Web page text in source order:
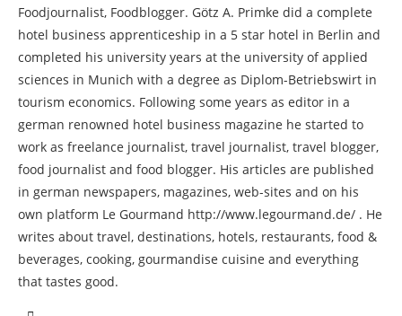
Foodjournalist, Foodblogger. Götz A. Primke did a complete
hotel business apprenticeship in a 5 star hotel in Berlin and
completed his university years at the university of applied
sciences in Munich with a degree as Diplom-Betriebswirt in
tourism economics. Following some years as editor in a
german renowned hotel business magazine he started to
work as freelance journalist, travel journalist, travel blogger,
food journalist and food blogger. His articles are published
in german newspapers, magazines, web-sites and on his
own platform Le Gourmand http://www.legourmand.de/ . He
writes about travel, destinations, hotels, restaurants, food &
beverages, cooking, gourmandise cuisine and everything
that tastes good.